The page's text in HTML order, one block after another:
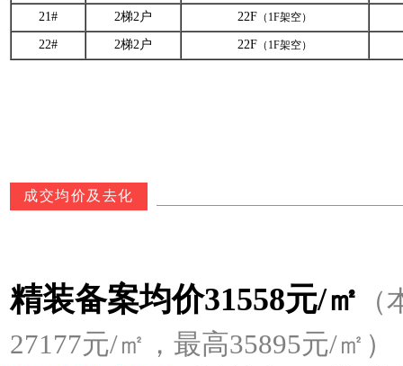
21# 2梯2户 22F （1F架空）
22# 2梯2户 22F （1F架空）
成交均价及去化
精装备案均价31558元/㎡
27177元/㎡，最高35895元/㎡）